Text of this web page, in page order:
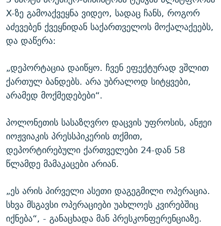
X-ზე გამოაქვეყნა ვიდეო, სადაც ჩანს, როგორ
აძევებენ ქვეყნიდან საქართველოს მოქალაქეებს,
და დაწერა:
„დეპორტაცია დაიწყო. ჩვენ ეფექტურად ვშლით
ქართულ ბანდებს. არა უბრალოდ სიტყვები,
არამედ მოქმედებები“.
პოლონეთის სასაზღვრო დაცვის უფროსის, ანჟეი
იოჟვიაკის პრესსპიკერის თქმით,
დეპორტირებული ქართველები 24-დან 58
წლამდე მამაკაცები არიან.
„ეს არის პირველი ასეთი დაგეგმილი ოპერაცია.
სხვა მსგავსი ოპერაციები უახლოეს კვირებშიც
იქნება“, - განაცხადა მან პრესკონფერენციაზე.